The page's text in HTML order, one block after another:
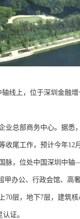
线上，位于深圳金融
总部商务中心。据悉
尾工作，预计今年12
脉，位处中国深圳中
办公、行政会馆、高
70层，地下7层，建筑
证。